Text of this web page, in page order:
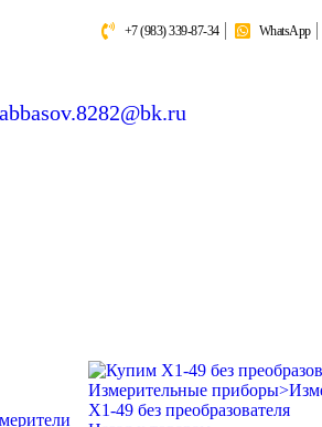
+7 (983) 339-87-34 WhatsApp
abbasov.8282@bk.ru
X1-49 без преобразователя